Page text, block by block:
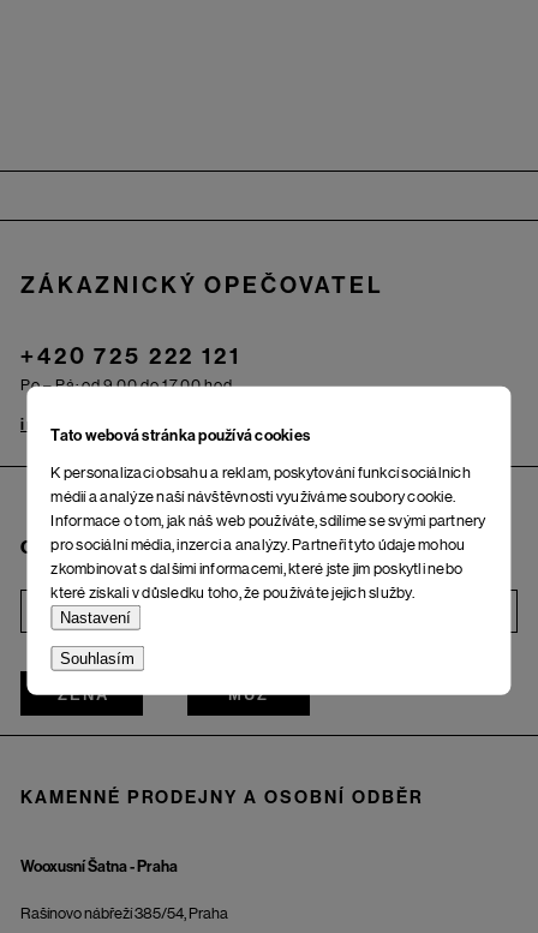
Tato webová stránka používá cookies
K personalizaci obsahu a reklam, poskytování funkcí sociálních
médií a analýze naší návštěvnosti využíváme soubory cookie.
Informace o tom, jak náš web používáte, sdílíme se svými partnery
pro sociální média, inzerci a analýzy. Partneři tyto údaje mohou
zkombinovat s dalšími informacemi, které jste jim poskytli nebo
které získali v důsledku toho, že používáte jejich služby.
Nastavení
Souhlasím
ZÁKAZNICKÝ OPEČOVATEL
+420 725 222 121
Po – Pá: od 9.00 do 17.00 hod.
info@woox.cz Kontakt
Chci odebírat newsletter
ŽENA MUŽ
KAMENNÉ PRODEJNY A OSOBNÍ ODBĚR
Wooxusní Šatna - Praha
Rašínovo nábřeží 385/54, Praha